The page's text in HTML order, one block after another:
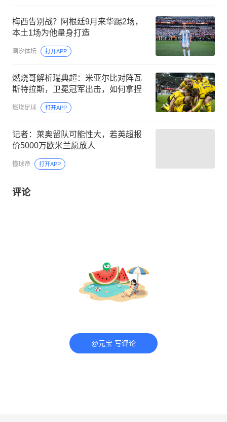
梅西告别战？阿根廷9月来华踢2场，
本土1场为他量身打造
潮汐体坛 打开APP
燃烧哥解析瑞典超：米亚尔比对阵瓦
斯特拉斯，卫冕冠军出击，如何拿捏
燃烧足球 打开APP
记者：莱奥留队可能性大，若英超报
价5000万欧米兰愿放人
懂球帝 打开APP
评论
@元宝 写评论